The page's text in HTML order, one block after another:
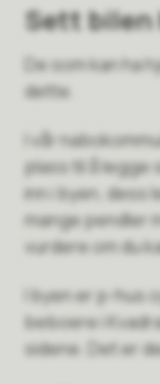
Sett bilen
De som kan ha
dette.
I vår
plass til å legge
inn i byen, dess
mange pendler
vurdere om du
I byen er p-
beboere i
sidene. Det er